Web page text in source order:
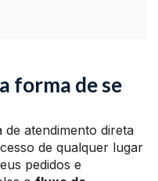
forma de se
atendimento direta
de qualquer lugar
pedidos e